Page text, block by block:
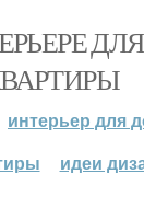
интерьер для
идеи